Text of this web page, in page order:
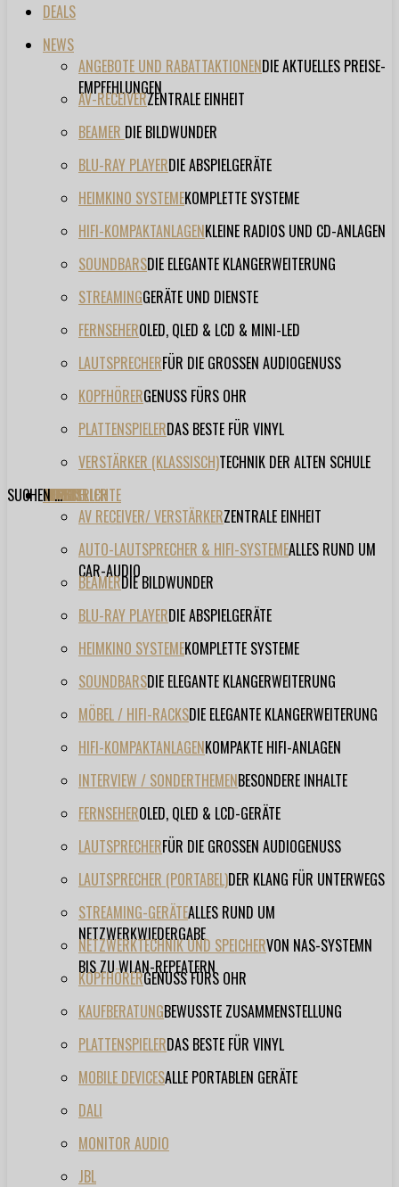
DEALS
NEWS
ANGEBOTE UND RABATTAKTIONENDIE AKTUELLES PREISE-
EMPFEHLUNGEN
AV-RECEIVERZENTRALE EINHEIT
BEAMER DIE BILDWUNDER
BLU-RAY PLAYERDIE ABSPIELGERÄTE
HEIMKINO SYSTEMEKOMPLETTE SYSTEME
HIFI-KOMPAKTANLAGENKLEINE RADIOS UND CD-ANLAGEN
SOUNDBARSDIE ELEGANTE KLANGERWEITERUNG
STREAMINGGERÄTE UND DIENSTE
FERNSEHEROLED, QLED & LCD & MINI-LED
LAUTSPRECHERFÜR DIE GROSSEN AUDIOGENUSS
KOPFHÖRERGENUSS FÜRS OHR
PLATTENSPIELERDAS BESTE FÜR VINYL
VERSTÄRKER (KLASSISCH)TECHNIK DER ALTEN SCHULE
TESTBERICHTE
AV RECEIVER/ VERSTÄRKERZENTRALE EINHEIT
AUTO-LAUTSPRECHER & HIFI-SYSTEMEALLES RUND UM
CAR-AUDIO
BEAMERDIE BILDWUNDER
BLU-RAY PLAYERDIE ABSPIELGERÄTE
HEIMKINO SYSTEMEKOMPLETTE SYSTEME
SOUNDBARSDIE ELEGANTE KLANGERWEITERUNG
MÖBEL / HIFI-RACKSDIE ELEGANTE KLANGERWEITERUNG
HIFI-KOMPAKTANLAGENKOMPAKTE HIFI-ANLAGEN
INTERVIEW / SONDERTHEMENBESONDERE INHALTE
FERNSEHEROLED, QLED & LCD-GERÄTE
LAUTSPRECHERFÜR DIE GROSSEN AUDIOGENUSS
LAUTSPRECHER (PORTABEL)DER KLANG FÜR UNTERWEGS
STREAMING-GERÄTEALLES RUND UM
NETZWERKWIEDERGABE
NETZWERKTECHNIK UND SPEICHERVON NAS-SYSTEMN
BIS ZU WLAN-REPEATERN
KOPFHÖRERGENUSS FÜRS OHR
KAUFBERATUNGBEWUSSTE ZUSAMMENSTELLUNG
PLATTENSPIELERDAS BESTE FÜR VINYL
MOBILE DEVICESALLE PORTABLEN GERÄTE
FORUM
FILME
VIDEOS
HERSTELLER
DALI
MONITOR AUDIO
JBL
EVENT
SUCHEN ...